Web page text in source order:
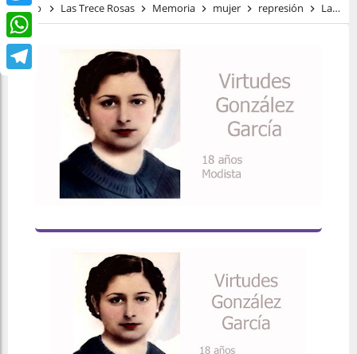
Twitter
WhatsApp
Inicio Las Trece Rosas Memoria mujer represión Las Trece Rosas. Rosa número 2: Virtudes González García